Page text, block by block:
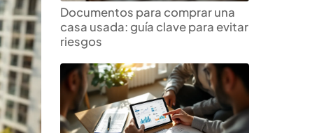
Documentos para comprar una
casa usada: guía clave para evitar
riesgos